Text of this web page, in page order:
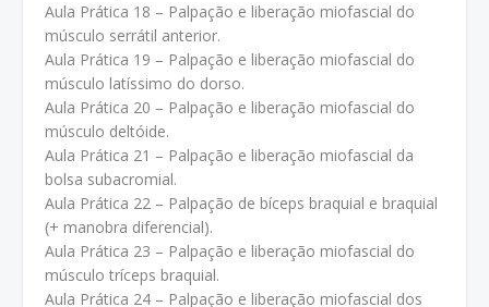
Aula Prática 18 – Palpação e liberação miofascial do
músculo serrátil anterior.
Aula Prática 19 – Palpação e liberação miofascial do
músculo latíssimo do dorso.
Aula Prática 20 – Palpação e liberação miofascial do
músculo deltóide.
Aula Prática 21 – Palpação e liberação miofascial da
bolsa subacromial.
Aula Prática 22 – Palpação de bíceps braquial e braquial
(+ manobra diferencial).
Aula Prática 23 – Palpação e liberação miofascial do
músculo tríceps braquial.
Aula Prática 24 – Palpação e liberação miofascial dos